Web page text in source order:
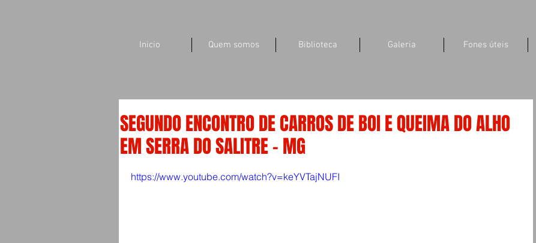
Inicio Quem somos Biblioteca Galeria Fones úteis
SEGUNDO ENCONTRO DE CARROS DE BOI E QUEIMA DO ALHO
EM SERRA DO SALITRE - MG
https://www.youtube.com/watch?v=keYVTajNUFI